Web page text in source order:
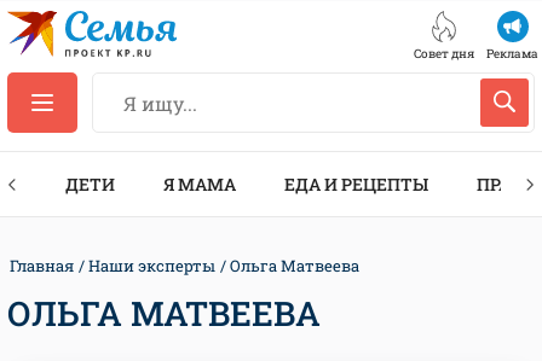
Совет дня Реклама
ДЕТИ Я МАМА ЕДА И РЕЦЕПТЫ
Главная Наши эксперты Ольга Матвеева
ОЛЬГА МАТВЕЕВА